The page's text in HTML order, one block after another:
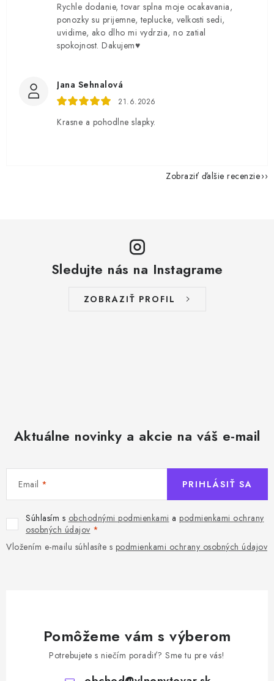
Rychle dodanie, tovar splna moje ocakavania,
ponozky su prijemne, teplucke, velkosti sedi,
uvidime, ako dlho mi vydrzia, no zatial
spokojnost. Dakujem♥️
Jana Sehnalová
21.6.2026
Krasne a pohodlne slapky.
Zobraziť ďalšie recenzie
Sledujte nás na Instagrame
ZOBRAZIŤ PROFIL
Aktuálne novinky a akcie na váš e-mail
Email
Súhlasím s obchodnými podmienkami a podmienkami ochrany
osobných údajov
Vložením e-mailu súhlasíte s podmienkami ochrany osobných údajov
PRIHLÁSIŤ SA
Pomôžeme vám s výberom
Potrebujete s niečím poradiť? Sme tu pre vás!